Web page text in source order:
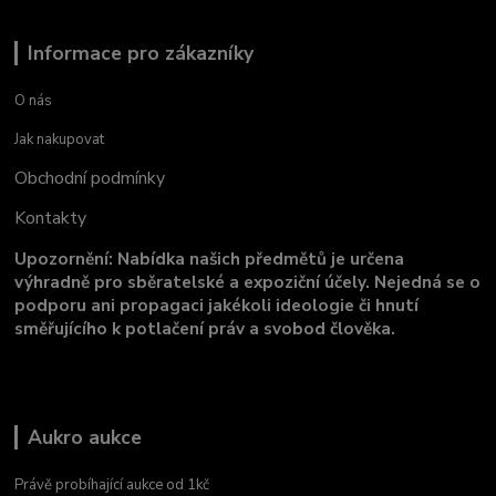
Informace pro zákazníky
O nás
Jak nakupovat
Obchodní podmínky
Kontakty
Upozornění: Nabídka našich předmětů je určena
výhradně pro sběratelské a expoziční účely. Nejedná se o
podporu ani propagaci jakékoli ideologie či hnutí
směřujícího k potlačení práv a svobod člověka.
Aukro aukce
Právě probíhající aukce od 1kč